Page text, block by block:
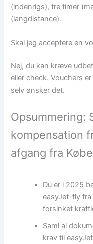
(indenrigs), tre timer
(langdistance).
Skal jeg acceptere en
Nej, du kan kræve
eller check. Vouchers
selv ønsker det.
Opsummering:
kompensation
afgang fra
Du er i 2025
easyJet-fly
forsinket
Saml al
krav til